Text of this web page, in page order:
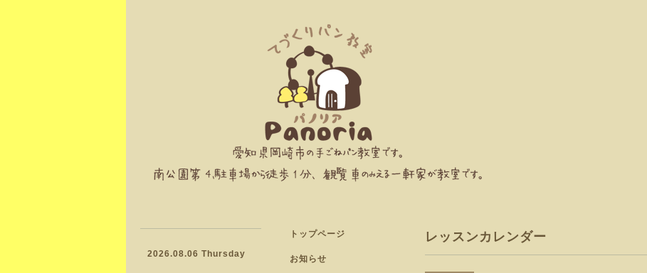
レッスンカレンダー
トップページ
お知らせ
2026.08.06 Thursday